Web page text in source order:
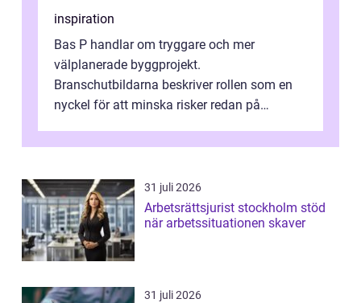
inspiration
Bas P handlar om tryggare och mer
välplanerade byggprojekt.
Branschutbildarna beskriver rollen som en
nyckel för att minska risker redan på
31 juli 2026
Arbetsrättsjurist stockholm stöd
när arbetssituationen skaver
31 juli 2026